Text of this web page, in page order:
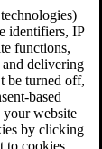
identifiers, IP
functions,
delivering
be turned off,
based
website
by clicking